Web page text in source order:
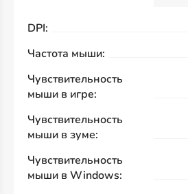
DPI:
Частота мыши:
Чувствительность
мыши в игре:
Чувствительность
мыши в зуме:
Чувствительность
мыши в Windows: